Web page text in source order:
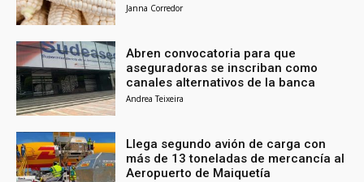
Janna Corredor
Abren convocatoria para que
aseguradoras se inscriban como
canales alternativos de la banca
Andrea Teixeira
Llega segundo avión de carga con
más de 13 toneladas de mercancía al
Aeropuerto de Maiquetía